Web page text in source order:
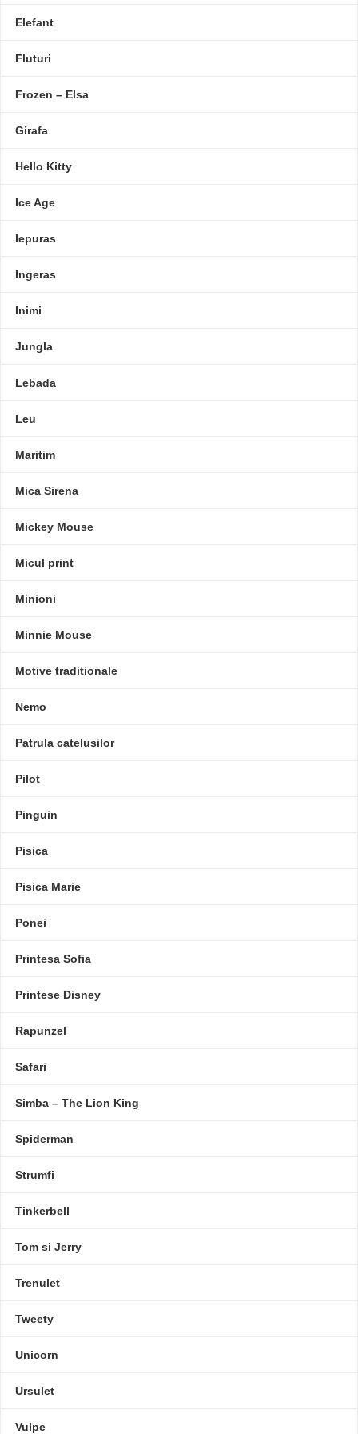
Elefant
Fluturi
Frozen – Elsa
Girafa
Hello Kitty
Ice Age
Iepuras
Ingeras
Inimi
Jungla
Lebada
Leu
Maritim
Mica Sirena
Mickey Mouse
Micul print
Minioni
Minnie Mouse
Motive traditionale
Nemo
Patrula catelusilor
Pilot
Pinguin
Pisica
Pisica Marie
Ponei
Printesa Sofia
Printese Disney
Rapunzel
Safari
Simba – The Lion King
Spiderman
Strumfi
Tinkerbell
Tom si Jerry
Trenulet
Tweety
Unicorn
Ursulet
Vulpe